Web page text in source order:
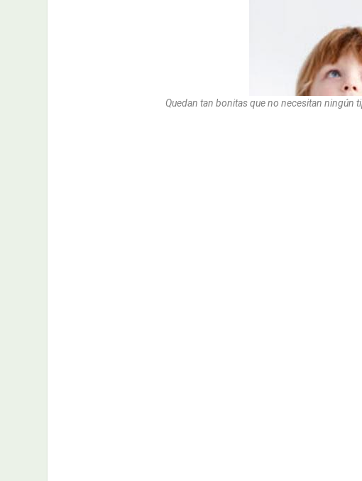
Quedan tan bonitas que no necesitan ningún